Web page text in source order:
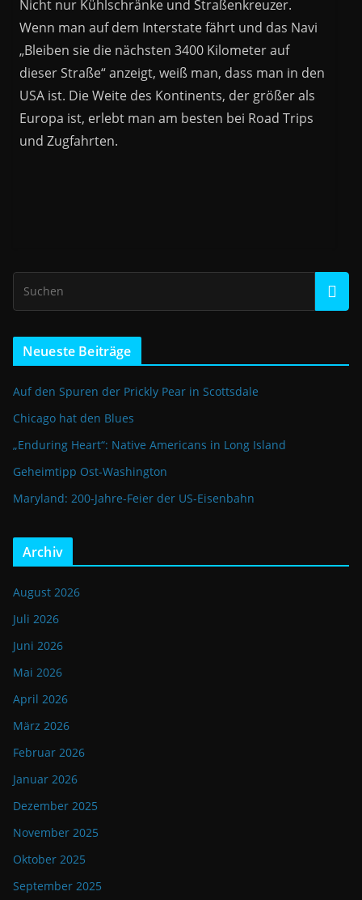
Nicht nur Kühlschränke und Straßenkreuzer.
Wenn man auf dem Interstate fährt und das Navi
„Bleiben sie die nächsten 3400 Kilometer auf
dieser Straße“ anzeigt, weiß man, dass man in den
USA ist. Die Weite des Kontinents, der größer als
Europa ist, erlebt man am besten bei Road Trips
und Zugfahrten.
Neueste Beiträge
Auf den Spuren der Prickly Pear in Scottsdale
Chicago hat den Blues
„Enduring Heart“: Native Americans in Long Island
Geheimtipp Ost-Washington
Maryland: 200-Jahre-Feier der US-Eisenbahn
Archiv
August 2026
Juli 2026
Juni 2026
Mai 2026
April 2026
März 2026
Februar 2026
Januar 2026
Dezember 2025
November 2025
Oktober 2025
September 2025